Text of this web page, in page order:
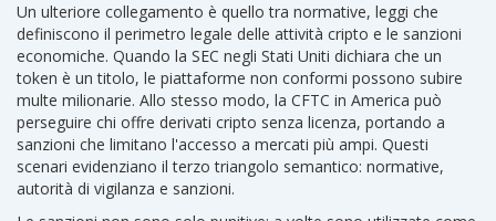
Un ulteriore collegamento è quello tra normative, leggi che
definiscono il perimetro legale delle attività cripto e le sanzioni
economiche. Quando la SEC negli Stati Uniti dichiara che un
token è un titolo, le piattaforme non conformi possono subire
multe milionarie. Allo stesso modo, la CFTC in America può
perseguire chi offre derivati cripto senza licenza, portando a
sanzioni che limitano l'accesso a mercati più ampi. Questi
scenari evidenziano il terzo triangolo semantico: normative,
autorità di vigilanza e sanzioni.